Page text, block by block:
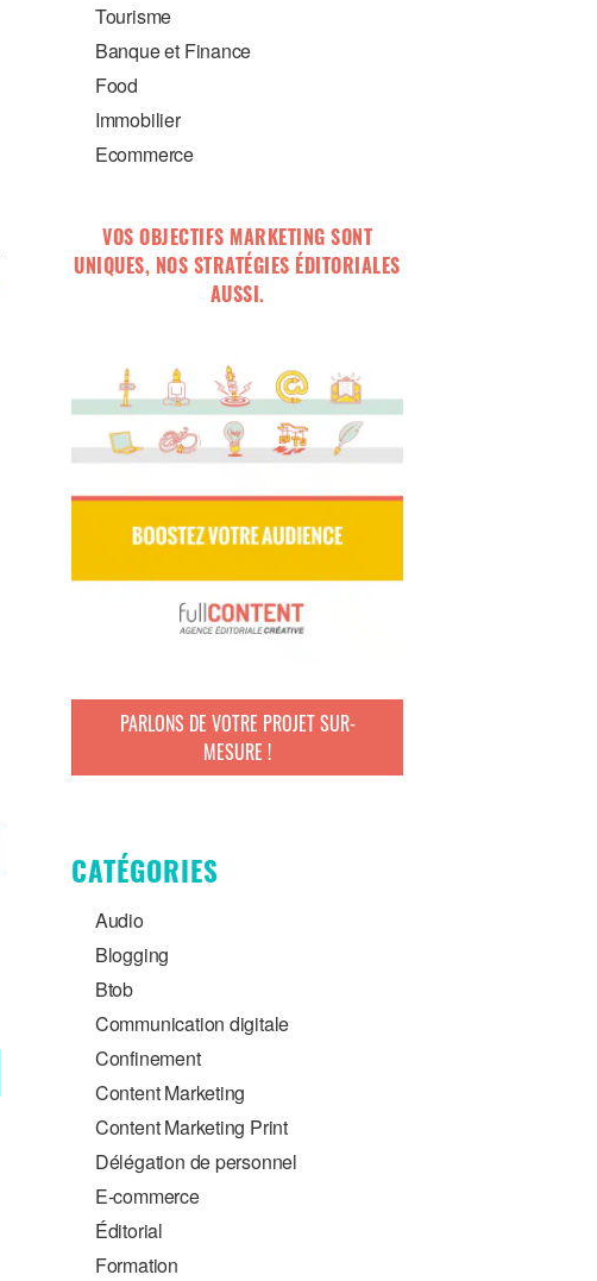
Tourisme
Banque et Finance
Food
Immobilier
Ecommerce
VOS OBJECTIFS MARKETING SONT
UNIQUES, NOS STRATÉGIES ÉDITORIALES
AUSSI.
PARLONS DE VOTRE PROJET SUR-
MESURE !
CATÉGORIES
Audio
Blogging
Btob
Communication digitale
Confinement
Content Marketing
Content Marketing Print
Délégation de personnel
E-commerce
Éditorial
Formation